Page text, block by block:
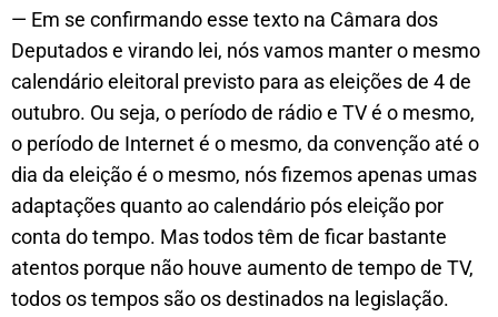
— Em se confirmando esse texto na Câmara dos
Deputados e virando lei, nós vamos manter o mesmo
calendário eleitoral previsto para as eleições de 4 de
outubro. Ou seja, o período de rádio e TV é o mesmo,
o período de Internet é o mesmo, da convenção até o
dia da eleição é o mesmo, nós fizemos apenas umas
adaptações quanto ao calendário pós eleição por
conta do tempo. Mas todos têm de ficar bastante
atentos porque não houve aumento de tempo de TV,
todos os tempos são os destinados na legislação.